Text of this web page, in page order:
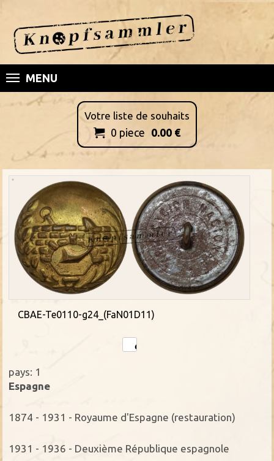
MENU
Votre liste de souhaits
 0 piece 0.00 €
CBAE-Te0110-g24_(FaN01D11)
pays: 1
Espagne
1874 - 1931 - Royaume d'Espagne (restauration)
1931 - 1936 - Deuxième République espagnole